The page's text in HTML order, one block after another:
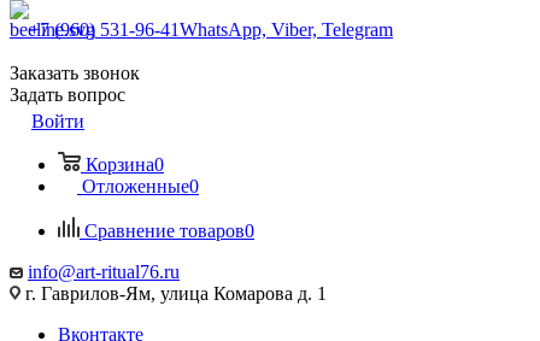
+7 (960) 531-96-41WhatsApp, Viber, Telegram
Заказать звонок
Задать вопрос
Войти
Корзина0
Отложенные0
Сравнение товаров0
info@art-ritual76.ru
г. Гаврилов-Ям, улица Комарова д. 1
Вконтакте